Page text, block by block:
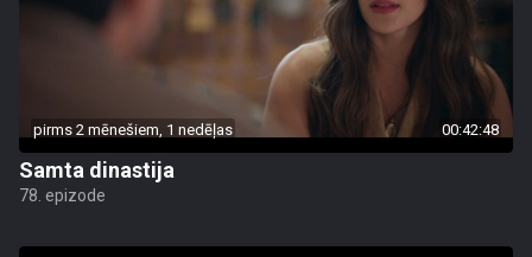
pirms 2 mēnešiem, 1 nedēļas 00:42:48
Samta dinastija
78. epizode